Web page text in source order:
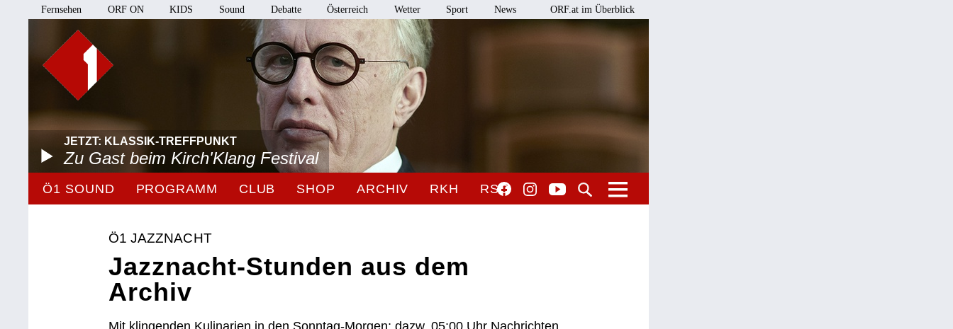
Fernsehen ORF ON KIDS Sound Debatte Österreich Wetter Sport News ORF.at im Überblick
JETZT: KLASSIK-TREFFPUNKT
Zu Gast beim Kirch'Klang Festival
Ö1 SOUND PROGRAMM CLUB SHOP ARCHIV RKH RSO
Ö1 JAZZNACHT
Jazznacht-Stunden aus dem
Archiv
Mit klingenden Kulinarien in den Sonntag-Morgen; dazw. 05:00 Uhr Nachrichten